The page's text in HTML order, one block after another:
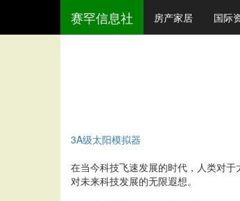
赛罕信息社 房产家居 国际
3A级太阳模拟器
在当今科技飞速发展的时代，人类对
对未来科技发展的无限遐想。